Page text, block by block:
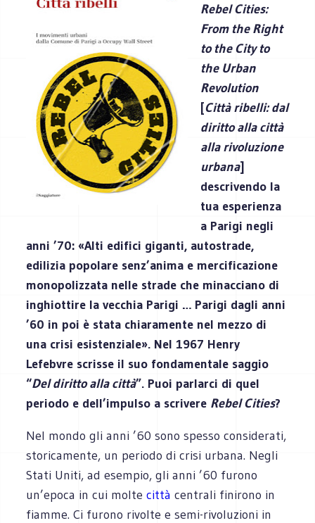
Rebel Cities:
From the Right
to the City to
the Urban
Revolution
[Città ribelli: dal
diritto alla città
alla rivoluzione
urbana]
descrivendo la
tua esperienza
a Parigi negli
anni ’70: «Alti edifici giganti, autostrade,
edilizia popolare senz’anima e mercificazione
monopolizzata nelle strade che minacciano di
inghiottire la vecchia Parigi … Parigi dagli anni
’60 in poi è stata chiaramente nel mezzo di
una crisi esistenziale». Nel 1967 Henry
Lefebvre scrisse il suo fondamentale saggio
“Del diritto alla città”. Puoi parlarci di quel
periodo e dell’impulso a scrivere Rebel Cities?
Nel mondo gli anni ’60 sono spesso considerati,
storicamente, un periodo di crisi urbana. Negli
Stati Uniti, ad esempio, gli anni ’60 furono
un’epoca in cui moltecittà centrali finirono in
fiamme. Ci furono rivolte e semi-rivoluzioni in